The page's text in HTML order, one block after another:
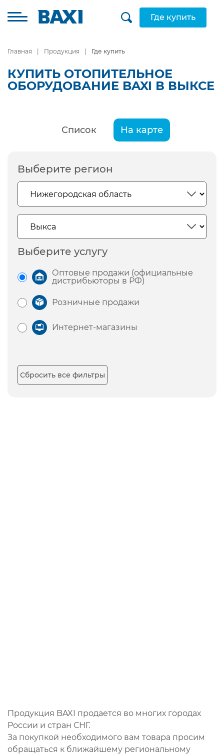
Где купить
Главная Продукция Где купить
КУПИТЬ ОТОПИТЕЛЬНОЕ
ОБОРУДОВАНИЕ BAXI В ВЫКСЕ
Список На карте
Выберите регион
Выберите услугу
Оптовые продажи (официальные
дистрибьюторы в РФ)
Розничные продажи
Интернет-магазины
Сбросить все фильтры
Продукция BAXI продается во многих городах
России и стран СНГ.
За покупкой необходимого вам товара просим
обращаться к ближайшему региональному